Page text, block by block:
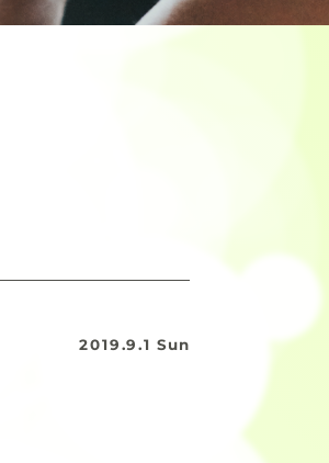
2019.9.1 Sun